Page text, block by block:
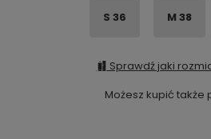
S 36 M 38
Sprawdź jaki
Możesz kupić także